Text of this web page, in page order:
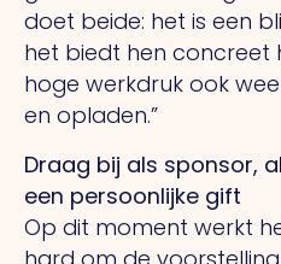
doet beide: het is een
het biedt hen concreet
hoge werkdruk ook
en opladen.”
Draag bij als sponsor,
een persoonlijke gift
Op dit moment werkt